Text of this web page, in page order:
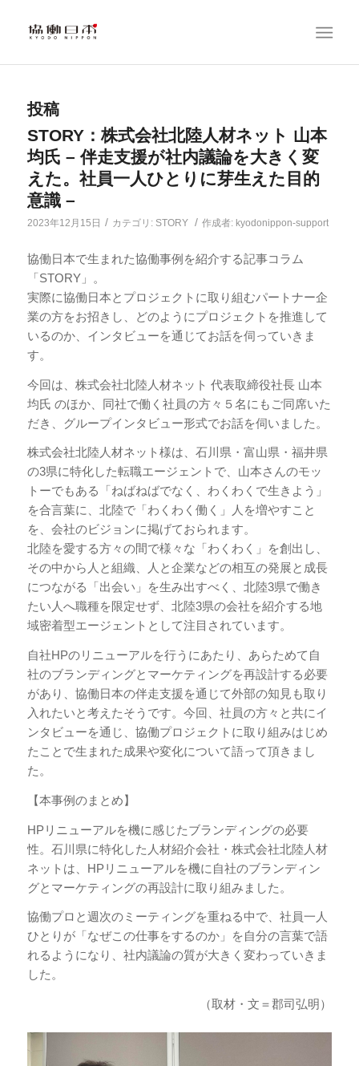
投稿
STORY：株式会社北陸人材ネット 山本
均氏 – 伴走支援が社内議論を大きく変
えた。社員一人ひとりに芽生えた目的
意識 –
2023年12月15日 / カテゴリ: STORY / 作成者: kyodonippon-support
協働日本で生まれた協働事例を紹介する記事コラム
「STORY」。
実際に協働日本とプロジェクトに取り組むパートナー企
業の方をお招きし、どのようにプロジェクトを推進して
いるのか、インタビューを通じてお話を伺っていきま
す。
今回は、株式会社北陸人材ネット 代表取締役社長 山本
均氏 のほか、同社で働く社員の方々５名にもご同席いた
だき、グループインタビュー形式でお話を伺いました。
株式会社北陸人材ネット様は、石川県・富山県・福井県
の3県に特化した転職エージェントで、山本さんのモッ
トーでもある「ねばねばでなく、わくわくで生きよう」
を合言葉に、北陸で「わくわく働く」人を増やすこと
を、会社のビジョンに掲げておられます。
北陸を愛する方々の間で様々な「わくわく」を創出し、
その中から人と組織、人と企業などの相互の発展と成長
につながる「出会い」を生み出すべく、北陸3県で働き
たい人へ職種を限定せず、北陸3県の会社を紹介する地
域密着型エージェントとして注目されています。
自社HPのリニューアルを行うにあたり、あらためて自
社のブランディングとマーケティングを再設計する必要
があり、協働日本の伴走支援を通じて外部の知見も取り
入れたいと考えたそうです。今回、社員の方々と共にイ
ンタビューを通じ、協働プロジェクトに取り組みはじめ
たことで生まれた成果や変化について語って頂きまし
た。
【本事例のまとめ】
HPリニューアルを機に感じたブランディングの必要
性。石川県に特化した人材紹介会社・株式会社北陸人材
ネットは、HPリニューアルを機に自社のブランディン
グとマーケティングの再設計に取り組みました。
協働プロと週次のミーティングを重ねる中で、社員一人
ひとりが「なぜこの仕事をするのか」を自分の言葉で語
れるようになり、社内議論の質が大きく変わっていきま
した。
（取材・文＝郡司弘明）